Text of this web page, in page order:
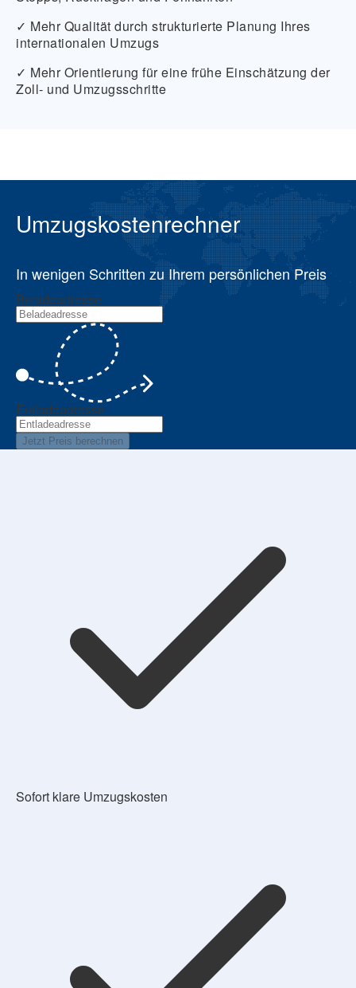
✓ Mehr Qualität durch strukturierte Planung Ihres
internationalen Umzugs
✓ Mehr Orientierung für eine frühe Einschätzung der
Zoll- und Umzugsschritte
Umzugskostenrechner
In wenigen Schritten zu Ihrem persönlichen Preis
Beladeadresse
Entladeadresse
Jetzt Preis berechnen
Sofort klare Umzugskosten